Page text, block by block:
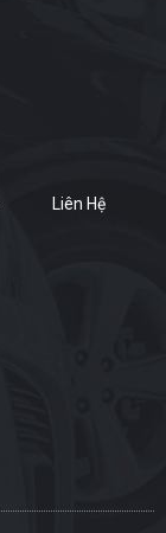
Liên Hệ